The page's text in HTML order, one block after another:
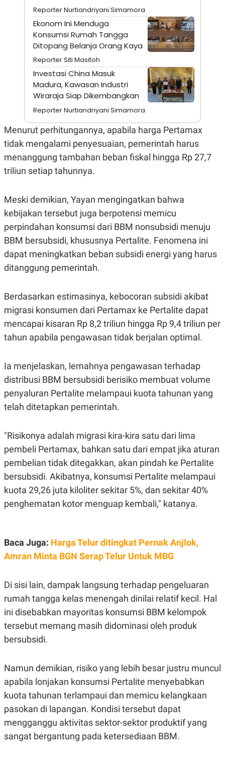
S
A
I
P
S
A
T
D
T
I
A
G
E
S
O
N
T
A
T
I
P
S
U
JARINGAN
K
O
N
A
C
A
E
Y
P
R
R
E
L
E
S
.
I
N
G
G
A
N
C
E
T
K
N
E
R
M
I
T
E
E
P
E
R
A
E
R
T
S
I
N
G
K
Reporter Nurtiandriyani Simamora
Ekonom Ini Menduga
Konsumsi Rumah Tangga
Ditopang Belanja Orang Kaya
Reporter Siti Masitoh
Investasi China Masuk
Madura, Kawasan Industri
Wiraraja Siap Dikembangkan
Reporter Nurtiandriyani Simamora
Menurut perhitungannya, apabila harga Pertamax
tidak mengalami penyesuaian, pemerintah harus
menanggung tambahan beban fiskal hingga Rp 27,7
triliun setiap tahunnya.
Meski demikian, Yayan mengingatkan bahwa
kebijakan tersebut juga berpotensi memicu
perpindahan konsumsi dari BBM nonsubsidi menuju
BBM bersubsidi, khususnya Pertalite. Fenomena ini
dapat meningkatkan beban subsidi energi yang harus
ditanggung pemerintah.
Berdasarkan estimasinya, kebocoran subsidi akibat
migrasi konsumen dari Pertamax ke Pertalite dapat
mencapai kisaran Rp 8,2 triliun hingga Rp 9,4 triliun per
tahun apabila pengawasan tidak berjalan optimal.
Ia menjelaskan, lemahnya pengawasan terhadap
distribusi BBM bersubsidi berisiko membuat volume
penyaluran Pertalite melampaui kuota tahunan yang
telah ditetapkan pemerintah.
"Risikonya adalah migrasi kira-kira satu dari lima
pembeli Pertamax, bahkan satu dari empat jika aturan
pembelian tidak ditegakkan, akan pindah ke Pertalite
bersubsidi. Akibatnya, konsumsi Pertalite melampaui
kuota 29,26 juta kiloliter sekitar 5%, dan sekitar 40%
penghematan kotor menguap kembali," katanya.
Baca Juga: Harga Telur ditingkat Pernak Anjlok,
Amran Minta BGN Serap Telur Untuk MBG
Di sisi lain, dampak langsung terhadap pengeluaran
rumah tangga kelas menengah dinilai relatif kecil. Hal
ini disebabkan mayoritas konsumsi BBM kelompok
tersebut memang masih didominasi oleh produk
bersubsidi.
Namun demikian, risiko yang lebih besar justru muncul
apabila lonjakan konsumsi Pertalite menyebabkan
kuota tahunan terlampaui dan memicu kelangkaan
pasokan di lapangan. Kondisi tersebut dapat
mengganggu aktivitas sektor-sektor produktif yang
sangat bergantung pada ketersediaan BBM.